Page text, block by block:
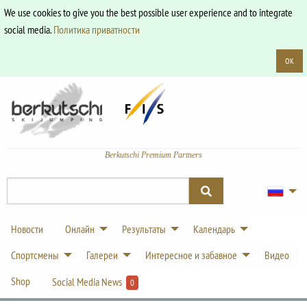
We use cookies to give you the best possible user experience and to integrate
social media.Политика приватности
OK
Berkutschi Premium Partners
Новости Онлайн Результаты
Календарь
Спортсмены
Галереи Интересное и забавное
Видео
Shop
Social Media News 0